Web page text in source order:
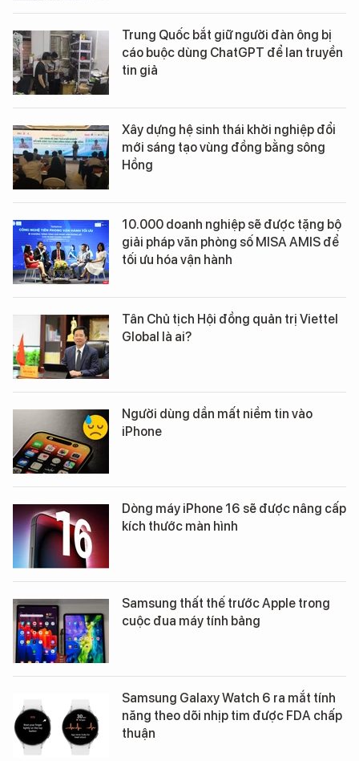
Trung Quốc bắt giữ người đàn ông bị
cáo buộc dùng ChatGPT để lan truyền
tin giả
Xây dựng hệ sinh thái khởi nghiệp đổi
mới sáng tạo vùng đồng bằng sông
Hồng
10.000 doanh nghiệp sẽ được tặng bộ
giải pháp văn phòng số MISA AMIS để
tối ưu hóa vận hành
Tân Chủ tịch Hội đồng quản trị Viettel
Global là ai?
Người dùng dần mất niềm tin vào
iPhone
Dòng máy iPhone 16 sẽ được nâng cấp
kích thước màn hình
Samsung thất thế trước Apple trong
cuộc đua máy tính bảng
Samsung Galaxy Watch 6 ra mắt tính
năng theo dõi nhịp tim được FDA chấp
thuận